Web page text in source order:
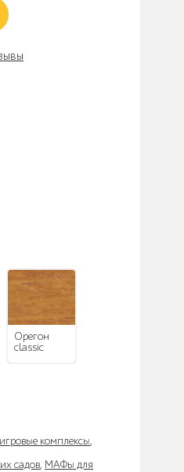
орегон
classic
комплексы,
садов, МАФы для